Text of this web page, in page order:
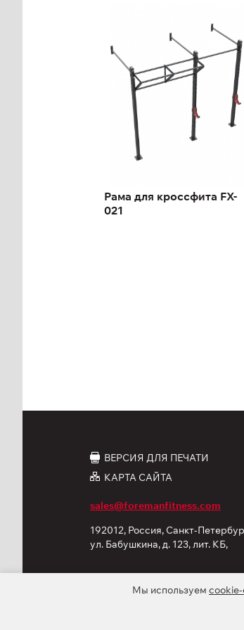
Рама для кроссфита FX-
021
ВЕРСИЯ ДЛЯ ПЕЧАТИ
КАРТА САЙТА
sales@foremanfitness.com
192012, Россия, Санкт-
ул. Бабушкина, д. 123, лит. КБ,
© 2026 ООО «ФОРМАН
Мы используем